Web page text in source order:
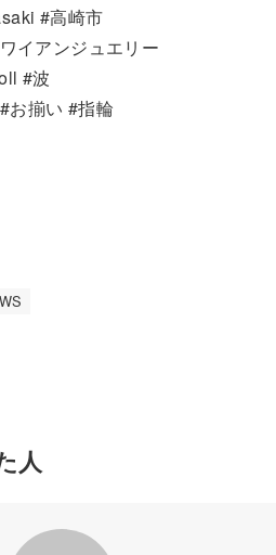
#高崎市
イアンジュエリー
#波
お揃い #指輪
人